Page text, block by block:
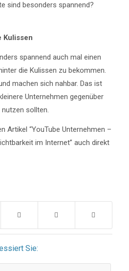
sind besonders spannend?
Kulissen
spannend auch mal einen
die Kulissen zu bekommen.
machen sich nahbar. Das ist
Unternehmen gegenüber
sollten.
Artikel “YouTube Unternehmen –
im Internet” auch direkt
Sie: